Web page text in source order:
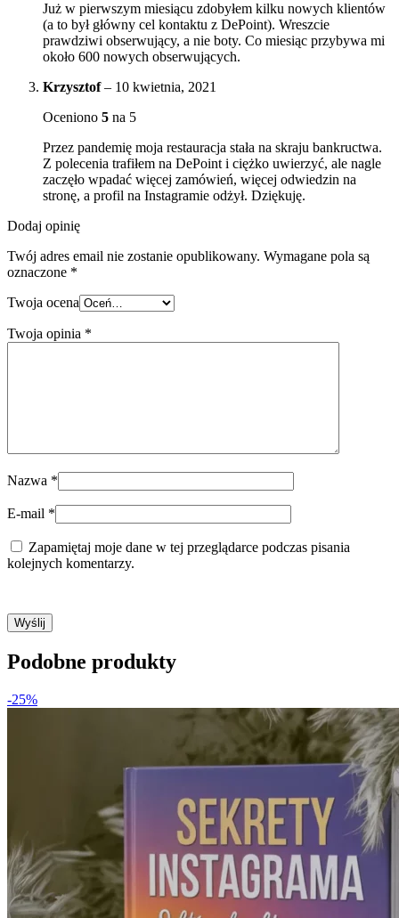
Już w pierwszym miesiącu zdobyłem kilku nowych klientów
(a to był główny cel kontaktu z DePoint). Wreszcie
prawdziwi obserwujący, a nie boty. Co miesiąc przybywa mi
około 600 nowych obserwujących.
Krzysztof– 10 kwietnia, 2021
Oceniono 5 na 5
Przez pandemię moja restauracja stała na skraju bankructwa.
Z polecenia trafiłem na DePoint i ciężko uwierzyć, ale nagle
zaczęło wpadać więcej zamówień, więcej odwiedzin na
stronę, a profil na Instagramie odżył. Dziękuję.
Dodaj opinię
Twój adres email nie zostanie opublikowany. Wymagane pola są
oznaczone *
Twoja ocena
Twoja opinia *
Nazwa *
E-mail *
Zapamiętaj moje dane w tej przeglądarce podczas pisania
kolejnych komentarzy.
Podobne produkty
-25%